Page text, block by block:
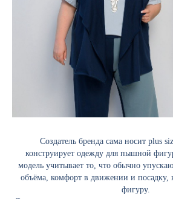
Создатель бренда сама носит plus
конструирует одежду для пышной
модель учитывает то, что обычно
объёма, комфорт в движении и посадку,
фигуру.